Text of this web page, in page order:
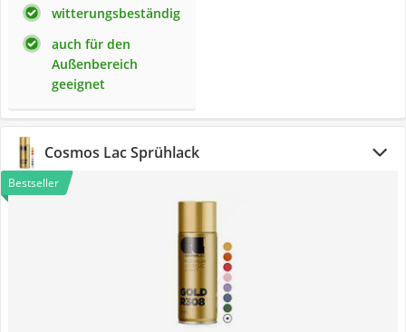
witterungsbeständig
auch für den
Außenbereich
geeignet
Cosmos Lac Sprühlack
Bestseller